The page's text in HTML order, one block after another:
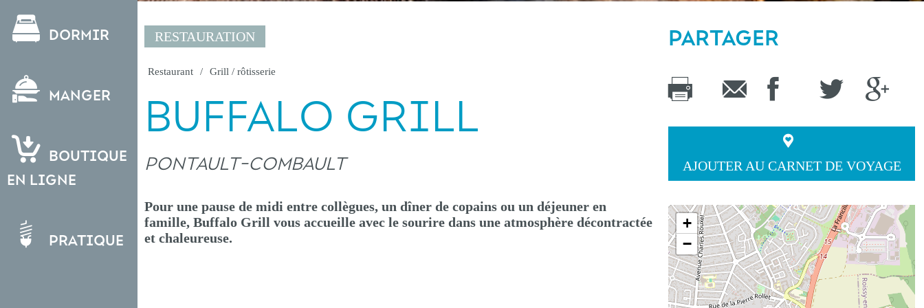
Dormir
Manger
Boutique
en ligne
Pratique
RESTAURATION
Restaurant Grill / rôtisserie
BUFFALO GRILL
PONTAULT-COMBAULT
Pour une pause de midi entre collègues, un dîner de copains ou un déjeuner en
famille, Buffalo Grill vous accueille avec le sourire dans une atmosphère décontractée
et chaleureuse.
PARTAGER
AJOUTER AU CARNET DE VOYAGE
+
−